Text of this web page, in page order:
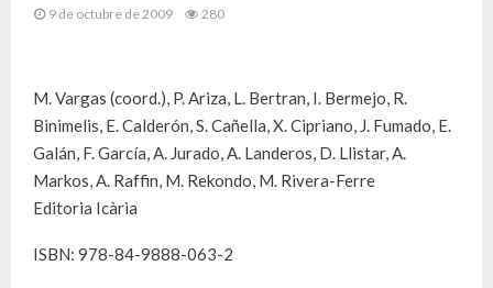
9 de octubre de 2009 280
M. Vargas (coord.), P. Ariza, L. Bertran, I. Bermejo, R.
Binimelis, E. Calderón, S. Cañella, X. Cipriano, J. Fumado, E.
Galán, F. García, A. Jurado, A. Landeros, D. Llistar, A.
Markos, A. Raffin, M. Rekondo, M. Rivera-Ferre
Editoria Icària
ISBN: 978-84-9888-063-2